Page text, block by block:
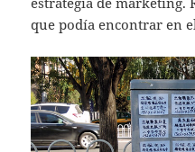
que podía encontrar en